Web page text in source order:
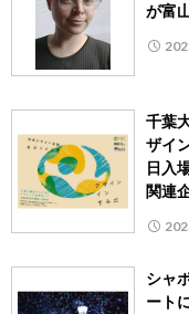
が富
千葉
ザイ
日入
関連
シャ
ート